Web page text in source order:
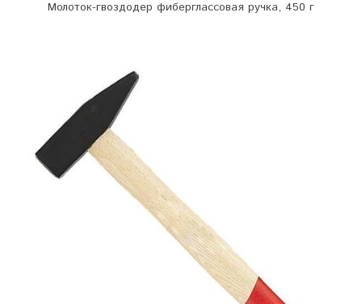
Молоток-гвоздодер фиберглассовая ручка, 450 г